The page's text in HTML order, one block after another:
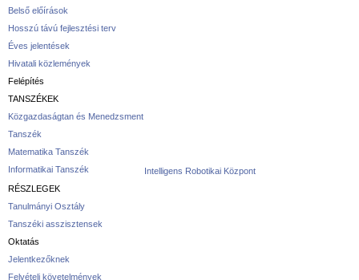
Belső előírások
Hosszú távú fejlesztési terv
Éves jelentések
Hivatali közlemények
Felépítés
TANSZÉKEK
Közgazdaságtan és Menedzsment
Tanszék
Matematika Tanszék
Informatikai Tanszék
Intelligens Robotikai Központ
RÉSZLEGEK
Tanulmányi Osztály
Tanszéki asszisztensek
Oktatás
Jelentkezőknek
Felvételi követelmények